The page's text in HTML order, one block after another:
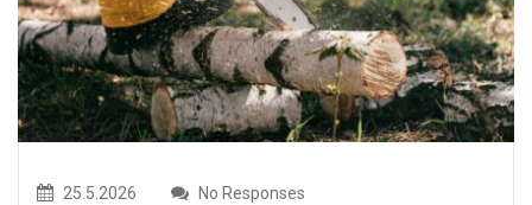
25.5.2026 No Responses